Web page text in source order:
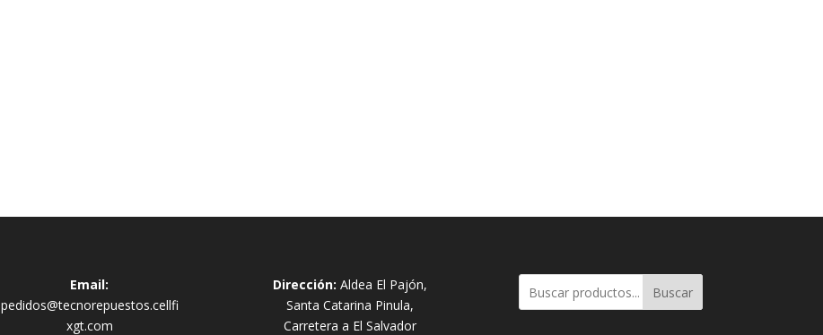
Email:
pedidos@tecnorepuestos.cellfi
xgt.com
Dirección: Aldea El Pajón,
Santa Catarina Pinula,
Carretera a El Salvador
Buscar